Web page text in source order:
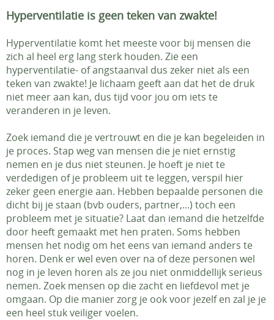
Hyperventilatie is geen teken van zwakte!
Hyperventilatie komt het meeste voor bij mensen die
zich al heel erg lang sterk houden. Zie een
hyperventilatie- of angstaanval dus zeker niet als een
teken van zwakte! Je lichaam geeft aan dat het de druk
niet meer aan kan, dus tijd voor jou om iets te
veranderen in je leven.
Zoek iemand die je vertrouwt en die je kan begeleiden in
je proces. Stap weg van mensen die je niet ernstig
nemen en je dus niet steunen. Je hoeft je niet te
verdedigen of je probleem uit te leggen, verspil hier
zeker geen energie aan. Hebben bepaalde personen die
dicht bij je staan (bvb ouders, partner,...) toch een
probleem met je situatie? Laat dan iemand die hetzelfde
door heeft gemaakt met hen praten. Soms hebben
mensen het nodig om het eens van iemand anders te
horen. Denk er wel even over na of deze personen wel
nog in je leven horen als ze jou niet onmiddellijk serieus
nemen. Zoek mensen op die zacht en liefdevol met je
omgaan. Op die manier zorg je ook voor jezelf en zal je je
een heel stuk veiliger voelen.